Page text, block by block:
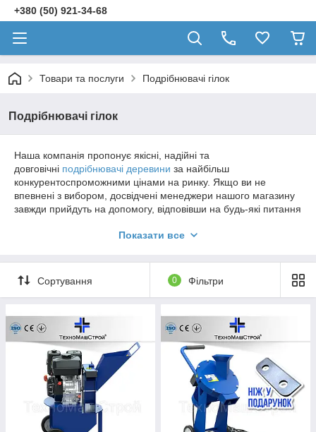
+380 (50) 921-34-68
Товари та послуги Подрібнювачі гілок
Подрібнювачі гілок
Наша компанія пропонує якісні, надійні та
довговічні подрібнювачі деревини за найбільш
конкурентоспроможними цінами на ринку. Якщо ви не
впевнені з вибором, досвідчені менеджери нашого магазину
завжди прийдуть на допомогу, відповівши на будь-які питання
своєї роботи кожного співробітника компанії гарантує вашу
повну задоволеність як від обслуговування, так і від якості
Зв'язатися з менеджером для консультації та замовлення
можна за номером +380509213468 +380685027485 (Вадим).
Більш детально ви можете ознайомитися на нашому сайті
https://mashgroup.ck.ua
Показати все
Сортування 0 Фільтри